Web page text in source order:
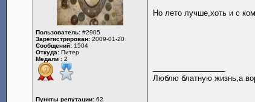
Пользователь:#2905
Зарегистрирован:2009-01-20
Сообщений:1504
Откуда:Питер
Медали :2
Пункты репутации:62
Но лето лучше,хоть и с
Люблю блатную жизнь,а